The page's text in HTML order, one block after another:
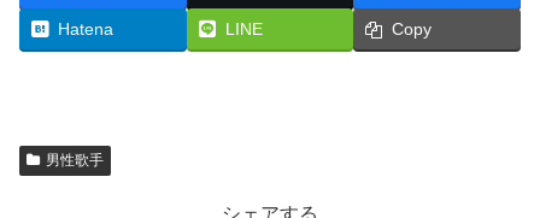
Hatena LINE Copy
男性歌手
シェアする